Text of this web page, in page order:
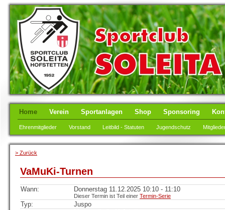
Home Verein Sportanlagen Shop Sponsoring
Ehrenmitglieder Vorstand Leitbild - Statuten Jugendschutz
> Zurück
VaMuKi-Turnen
Wann: Donnerstag 11.12.2025 10:10 - 11:10
Dieser Termin ist Teil einer Termin-Serie
Typ:
Juspo